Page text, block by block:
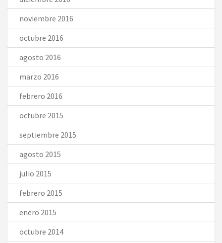
noviembre 2016
octubre 2016
agosto 2016
marzo 2016
febrero 2016
octubre 2015
septiembre 2015
agosto 2015
julio 2015
febrero 2015
enero 2015
octubre 2014